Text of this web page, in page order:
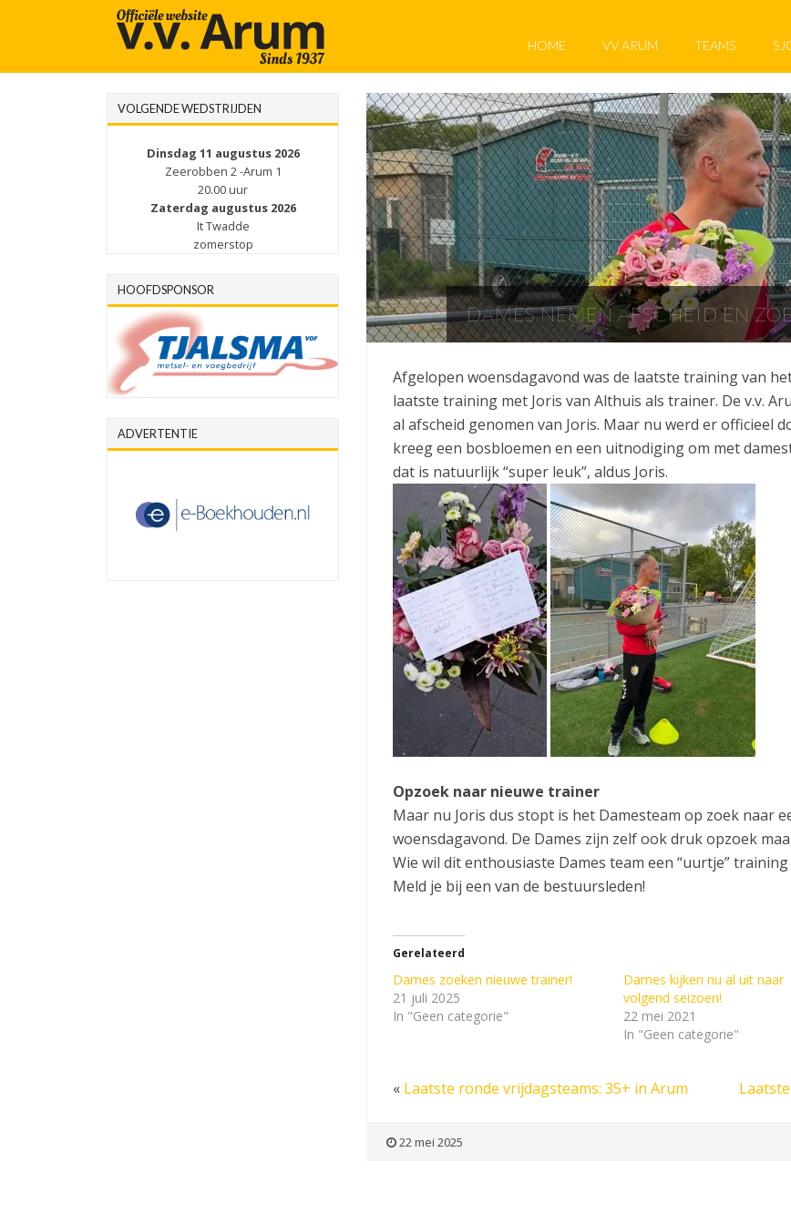
HOME VV ARUM TEAMS
DAMES NEMEN AFSCHEID EN
Afgelopen woensdagavond was de laatste training van
laatste training met Joris van Althuis als trainer. De v.v.
al afscheid genomen van Joris. Maar nu werd er officieel
kreeg een bosbloemen en een uitnodiging om met
dat is natuurlijk “super leuk”, aldus Joris.
Opzoek naar nieuwe trainer
Maar nu Joris dus stopt is het Damesteam op zoek naar
woensdagavond. De Dames zijn zelf ook druk opzoek
Wie wil dit enthousiaste Dames team een “uurtje”
Meld je bij een van de bestuursleden!
Gerelateerd
Dames zoeken nieuwe trainer!
21 juli 2025
In "Geen categorie"
Dames kijken nu al uit naar
volgend seizoen!
22 mei 2021
In "Geen categorie"
« Laatste ronde vrijdagsteams: 35+ in Arum
22 mei 2025
VOLGENDE WEDSTRIJDEN
Dinsdag 11 augustus 2026
Zeerobben 2 -Arum 1
20.00 uur
Zaterdag augustus 2026
It Twadde
zomerstop
HOOFDSPONSOR
ADVERTENTIE